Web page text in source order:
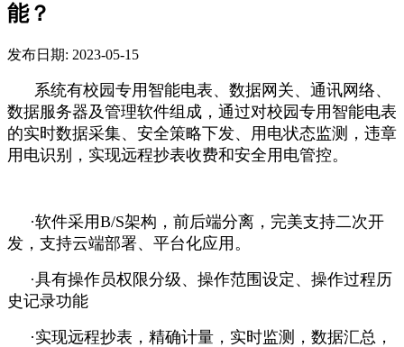
能？
发布日期: 2023-05-15
系统有校园专用智能电表、数据网关、通讯网络、
数据服务器及管理软件组成，通过对校园专用智能电表
的实时数据采集、安全策略下发、用电状态监测，违章
用电识别，实现远程抄表收费和安全用电管控。
·软件采用B/S架构，前后端分离，完美支持二次开
发，支持云端部署、平台化应用。
·具有操作员权限分级、操作范围设定、操作过程历
史记录功能
·实现远程抄表，精确计量，实时监测，数据汇总，